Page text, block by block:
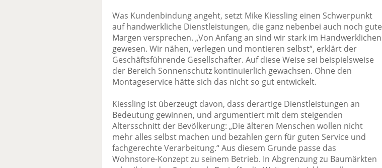
Was Kundenbindung angeht, setzt Mike Kiessling einen Schwerpunkt
auf handwerkliche Dienstleistungen, die ganz nebenbei auch noch gute
Margen versprechen. „Von Anfang an sind wir stark im Handwerklichen
gewesen. Wir nähen, verlegen und montieren selbst“, erklärt der
Geschäftsführende Gesellschafter. Auf diese Weise sei beispielsweise
der Bereich Sonnenschutz kontinuierlich gewachsen. Ohne den
Montageservice hätte sich das nicht so gut entwickelt.
Kiessling ist überzeugt davon, dass derartige Dienstleistungen an
Bedeutung gewinnen, und argumentiert mit dem steigenden
Altersschnitt der Bevölkerung: „Die älteren Menschen wollen nicht
mehr alles selbst machen und bezahlen gern für guten Service und
fachgerechte Verarbeitung.“ Aus diesem Grunde passe das
Wohnstore-Konzept zu seinem Betrieb. In Abgrenzung zu Baumärkten